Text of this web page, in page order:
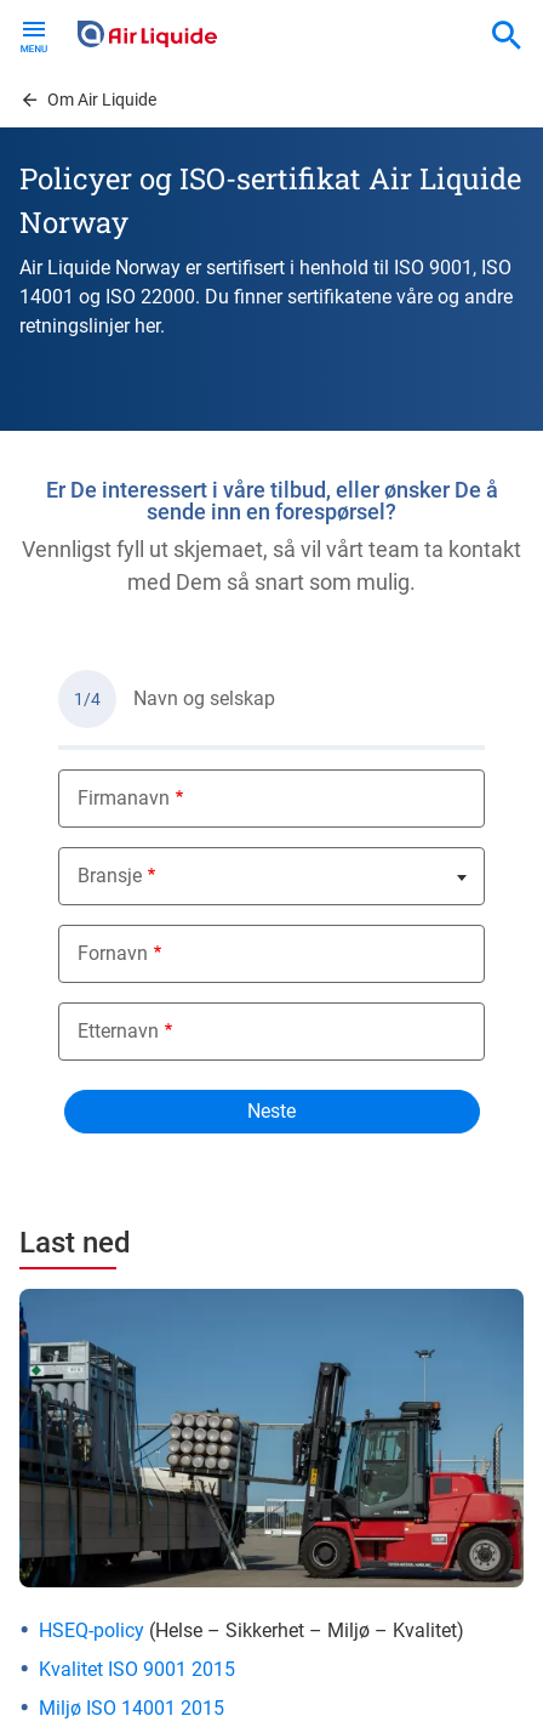
contentOm Air Liquide
Policyer og ISO-sertifikat Air Liquide
Norway
Air Liquide Norway er sertifisert i henhold til ISO 9001, ISO
14001 og ISO 22000. Du finner sertifikatene våre og andre
retningslinjer her.
Last ned
HSEQ-policy (Helse – Sikkerhet – Miljø – Kvalitet)
Kvalitet ISO 9001 2015
Miljø ISO 14001 2015
Er De interessert i våre tilbud, eller ønsker De å
sende inn en forespørsel?
Vennligst fyll ut skjemaet, så vil vårt team ta kontakt
med Dem så snart som mulig.
1/4 Navn og selskap
Firmanavn
Bransje
Nothing selected
Fornavn
Etternavn